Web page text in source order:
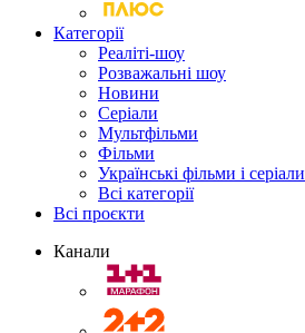
Категорії
Реаліті-шоу
Розважальні шоу
Новини
Серіали
Мультфільми
Фільми
Українські фільми і серіали
Всі категорії
Всі проєкти
Канали